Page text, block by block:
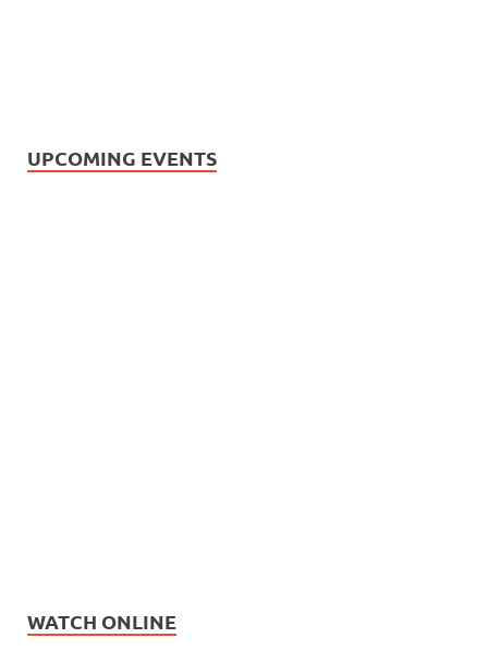
UPCOMING EVENTS
WATCH ONLINE